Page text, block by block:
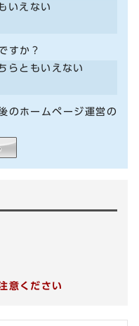
いえない
すか？
らともいえない
のホームページ運営の
意ください